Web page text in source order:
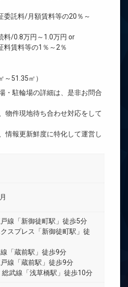
託料/月額賃料等の20％～
/0.8万円～1.0万円 or
賃料等の1％～2％
～51.35㎡）
・駐輪場の詳細は、是非お問合
物件現地待ち合わせ対応をして
情報更新鮮度に特化して運営し
線「新御徒町駅」徒歩5分
スプレス「新御徒町駅」徒
「蔵前駅」徒歩9分
線「蔵前駅」徒歩9分
総武線「浅草橋駅」徒歩10分